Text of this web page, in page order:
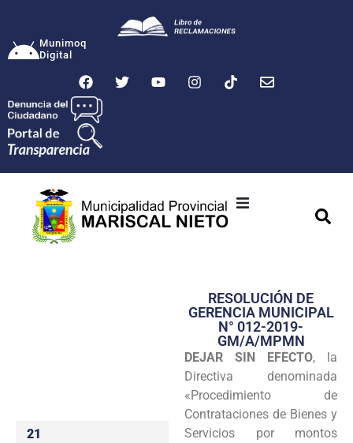
Munimoq
Digital
Transparencia
Seguridad
Programas
Intranet
21
RESOLUCIÓN DE
GERENCIA MUNICIPAL
N° 012-2019-
GM/A/MPMN
DEJAR SIN EFECTO, la
Directiva denominada
«Procedimiento de
Contrataciones de Bienes y
Servicios por montos